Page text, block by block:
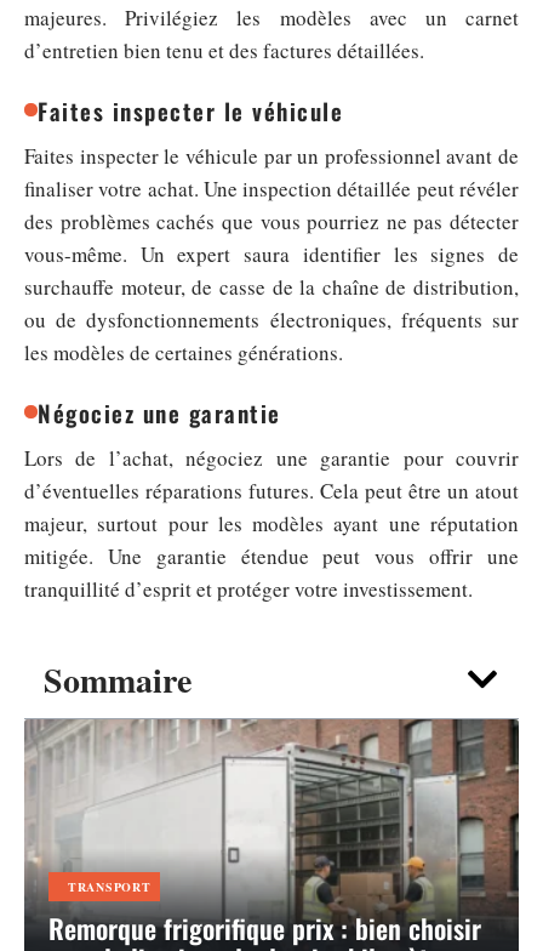
Sommaire
TRANSPORT
Remorque frigorifique prix : bien choisir
majeures. Privilégiez les modèles avec un carnet
d’entretien bien tenu et des factures détaillées.
Faites inspecter le véhicule
Faites inspecter le véhicule par un professionnel avant de
finaliser votre achat. Une inspection détaillée peut révéler
des problèmes cachés que vous pourriez ne pas détecter
vous-même. Un expert saura identifier les signes de
surchauffe moteur, de casse de la chaîne de distribution,
ou de dysfonctionnements électroniques, fréquents sur
les modèles de certaines générations.
Négociez une garantie
Lors de l’achat, négociez une garantie pour couvrir
d’éventuelles réparations futures. Cela peut être un atout
majeur, surtout pour les modèles ayant une réputation
mitigée. Une garantie étendue peut vous offrir une
tranquillité d’esprit et protéger votre investissement.